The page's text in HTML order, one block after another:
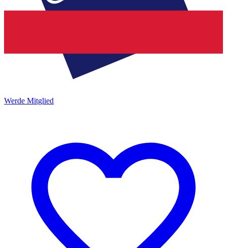
Werde Mitglied